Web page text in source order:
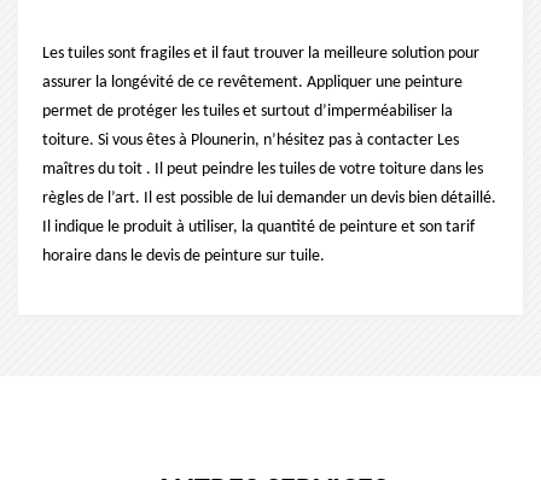
Les tuiles sont fragiles et il faut trouver la meilleure solution pour
assurer la longévité de ce revêtement. Appliquer une peinture
permet de protéger les tuiles et surtout d’imperméabiliser la
toiture. Si vous êtes à Plounerin, n’hésitez pas à contacter Les
maîtres du toit . Il peut peindre les tuiles de votre toiture dans les
règles de l’art. Il est possible de lui demander un devis bien détaillé.
Il indique le produit à utiliser, la quantité de peinture et son tarif
horaire dans le devis de peinture sur tuile.